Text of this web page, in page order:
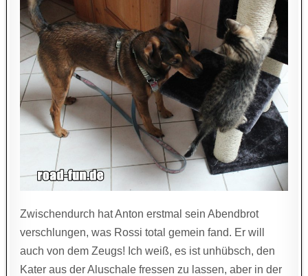
Zwischendurch hat Anton erstmal sein Abendbrot
verschlungen, was Rossi total gemein fand. Er will
auch von dem Zeugs! Ich weiß, es ist unhübsch, den
Kater aus der Aluschale fressen zu lassen, aber in der